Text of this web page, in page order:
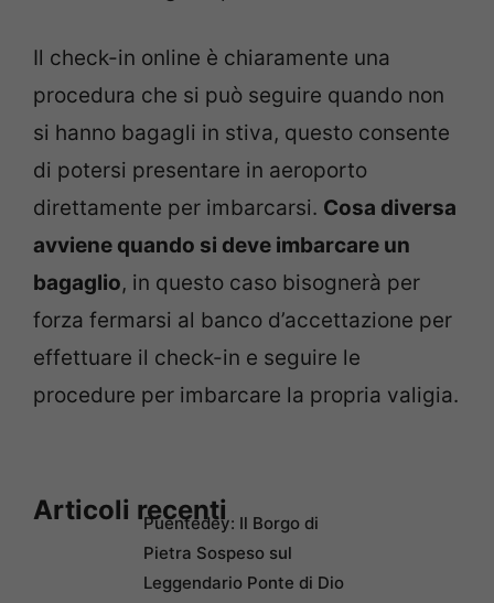
Il check-in online è chiaramente una
procedura che si può seguire quando non
si hanno bagagli in stiva, questo consente
di potersi presentare in aeroporto
direttamente per imbarcarsi. Cosa diversa
avviene quando si deve imbarcare un
bagaglio, in questo caso bisognerà per
forza fermarsi al banco d’accettazione per
effettuare il check-in e seguire le
procedure per imbarcare la propria valigia.
Articoli recentiPuentedey: Il Borgo di
Pietra Sospeso sul
Leggendario Ponte di Dio